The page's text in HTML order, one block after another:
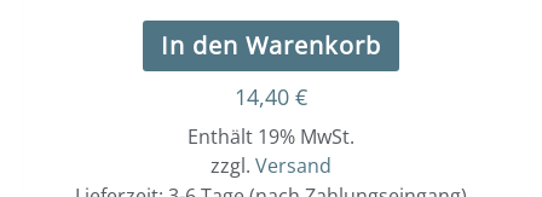
In den Warenkorb
14,40 €
Enthält 19% MwSt.
zzgl. Versand